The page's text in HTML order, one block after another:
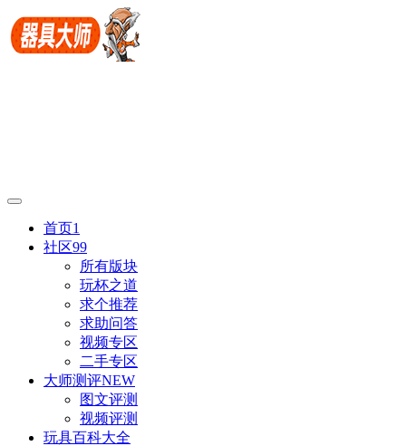
首页1
社区99
所有版块
玩杯之道
求个推荐
求助问答
视频专区
二手专区
大师测评NEW
图文评测
视频评测
玩具百科大全